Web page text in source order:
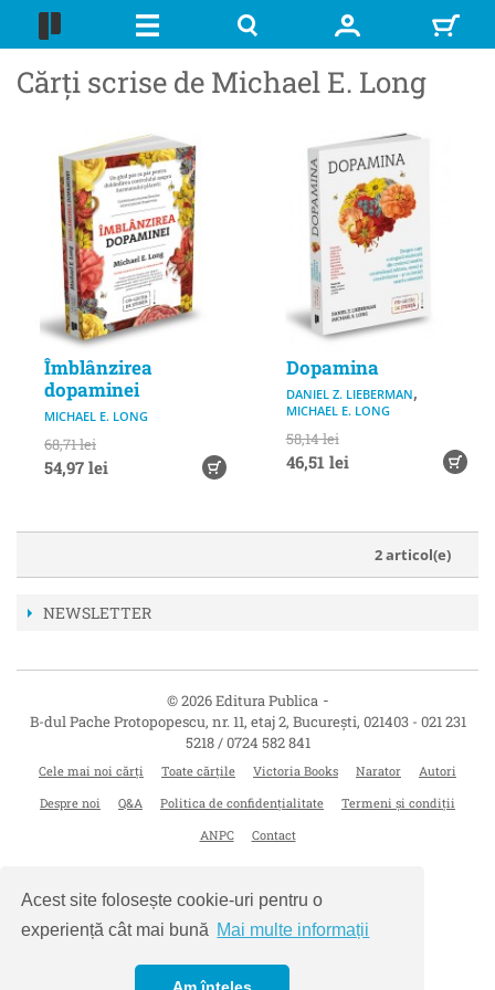
Acest site folosește cookie-uri pentru o
experiență cât mai bună Mai multe informații
Cărți scrise de Michael E. Long
Îmblânzirea
dopaminei
MICHAEL E. LONG
68,71 lei
54,97 lei
Dopamina
DANIEL Z. LIEBERMAN,
MICHAEL E. LONG
58,14 lei
46,51 lei
2 articol(e)
NEWSLETTER
© 2026 Editura Publica -
B-dul Pache Protopopescu, nr. 11, etaj 2, București, 021403 - 021 231
5218 / 0724 582 841
Cele mai noi cărți Toate cărțile Victoria Books Narator
Autori
Despre noi
Q&A Politica de confidențialitate
Termeni și condiții
ANPC
Contact